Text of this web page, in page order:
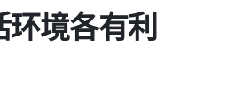
境各有利